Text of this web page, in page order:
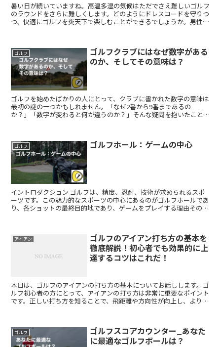
暑い日が続いていますね。高温多湿の気候はただでさえ難しいゴルフ
のラウンドをさらに難しくします。どのようにドレスコードを守りつ
つ、快適にゴルフを炎天下で楽しむことができるでしょうか。男性
ゴルフ
ゴルフクラブにはなぜ数字がある
のか、そしてその意味は？
ゴルフを始めたばかりの人にとって、クラブに書かれた数字の意味は
最初の謎の一つかもしれません。「なぜ2番から9番まであるの
か？」「数字が変わると何が違うのか？」そんな疑問を抱いたことが
ゴルフ ゴルフホール：ゲームの中心
イントロダクション ゴルフは、精度、忍耐、技術が求められるスポ
ーツです。この魅力的なスポーツの中心にあるのがゴルフホールであ
り、各ショットの最終目的地であり、ゲームをプレイする理由そのも
アイアン
ゴルフのアイアン打ち方の基本を
徹底解説！初心者でも効果的に上
達するコツはこれだ！
本日は、ゴルフのアイアンの打ち方の基本についてお話しします。ゴ
ルフ初心者の方にとって、アイアンの打ち方は非常に重要なポイント
です。正しい打ち方を知ることで、飛距離や方向性が向上し、より楽
ゴルフ
ゴルフスコアカウンター_あなた
に最適なゴルフボールは？